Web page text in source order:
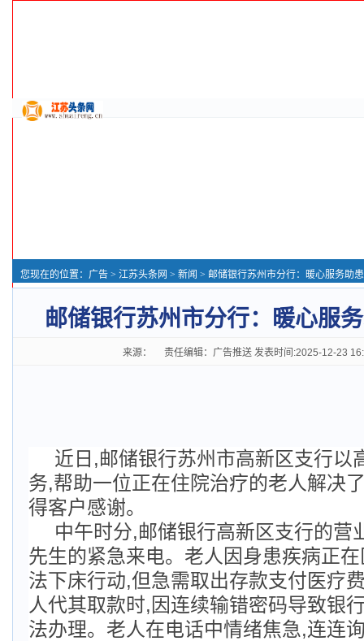
您现在的位置： 广告 > 江苏头条网 > 新闻 > 邮储银行苏州市分行：暖心服务助
邮储银行苏州市分行：暖心服
来源： 责任编辑：广告推送 发表时间:2025-12-23
近日,邮储银行苏州市高新区支行以
务,帮助一位正在住院治疗的老人解决
得客户感谢。
中午时分,邮储银行高新区支行的营
先生的紧急来电。老人因身患疾病正
法下床行动,但急需取出存款支付医疗
人代其取款时,因连续输错密码导致银
法办理。老人在电话中情绪焦急,连连